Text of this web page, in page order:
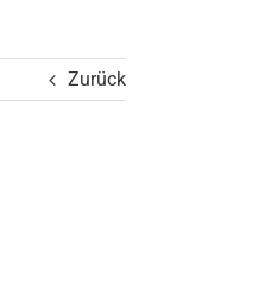
Zurück